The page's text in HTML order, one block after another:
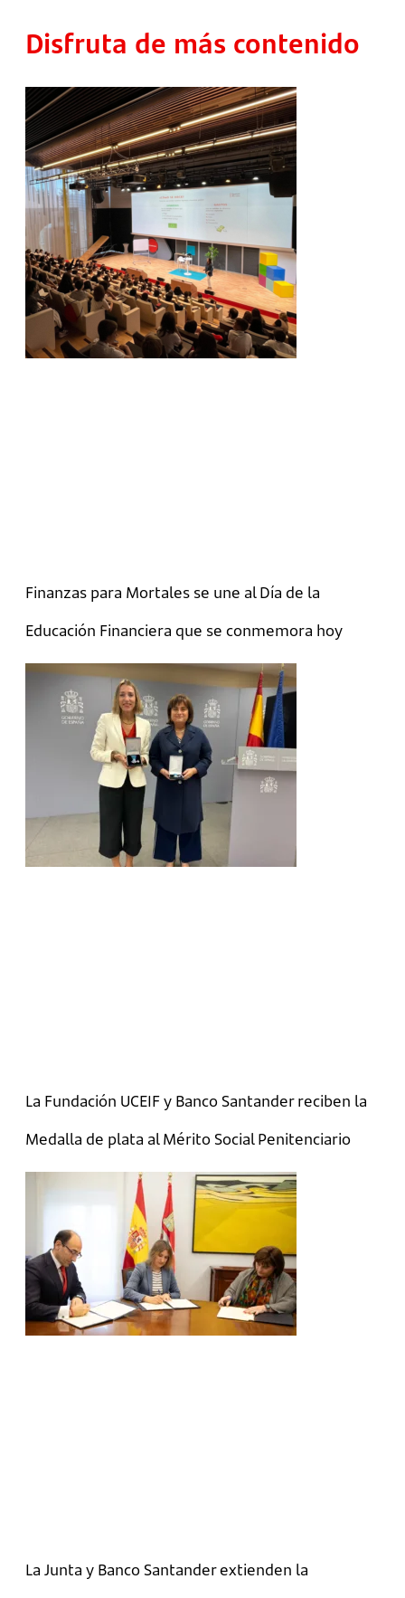
Disfruta de más contenido
Finanzas para Mortales se une al Día de la
Educación Financiera que se conmemora hoy
La Fundación UCEIF y Banco Santander reciben la
Medalla de plata al Mérito Social Penitenciario
La Junta y Banco Santander extienden la